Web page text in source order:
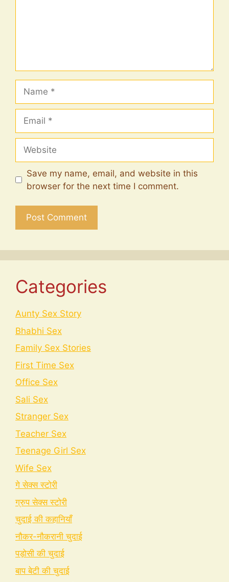
Save my name, email, and website in this
browser for the next time I comment.
Categories
Aunty Sex Story
Bhabhi Sex
Family Sex Stories
First Time Sex
Office Sex
Sali Sex
Stranger Sex
Teacher Sex
Teenage Girl Sex
Wife Sex
गे सेक्स स्टोरी
ग्रुप सेक्स स्टोरी
चुदाई की कहानियाँ
नौकर-नौकरानी चुदाई
पड़ोसी की चुदाई
बाप बेटी की चुदाई